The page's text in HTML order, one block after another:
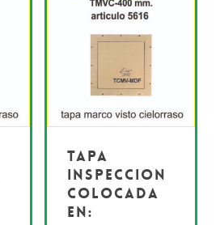
Tapa
inspeccion
colocada
en: